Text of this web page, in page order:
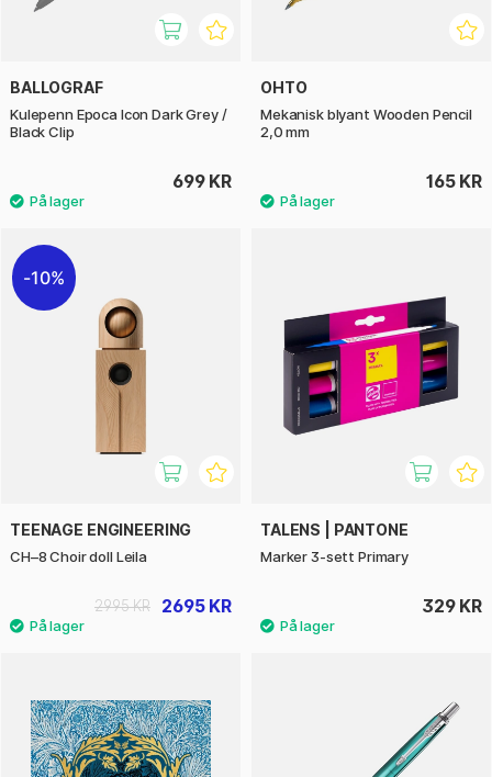
BALLOGRAF
Kulepenn Epoca Icon Dark Grey /
Black Clip
699 KR
OHTO
Mekanisk blyant Wooden Pencil
2,0 mm
165 KR
10%
TEENAGE ENGINEERING
CH–8 Choir doll Leila
2695 KR
2995 KR
TALENS | PANTONE
Marker 3-sett Primary
329 KR